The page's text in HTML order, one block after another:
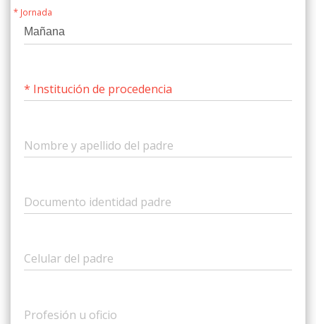
* Jornada
* Institución de procedencia
Nombre y apellido del padre
Documento identidad padre
Celular del padre
Profesión u oficio